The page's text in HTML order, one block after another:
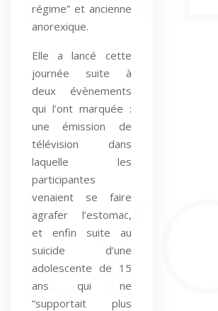
régime” et ancienne
anorexique.
Elle a lancé cette
journée suite à
deux évènements
qui l’ont marquée :
une émission de
télévision dans
laquelle les
participantes
venaient se faire
agrafer l’estomac,
et enfin suite au
suicide d’une
adolescente de 15
ans qui ne
“supportait plus